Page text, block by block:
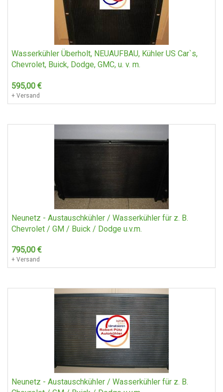
Wasserkühler Überholt, NEUAUFBAU, Kühler US Car`s,
Chevrolet, Buick, Dodge, GMC, u. v. m.
595,00 €
+ Versand
Neunetz - Austauschkühler / Wasserkühler für z. B.
Chevrolet / GM / Buick / Dodge u.v.m.
795,00 €
+ Versand
Neunetz - Austauschkühler / Wasserkühler für z. B.